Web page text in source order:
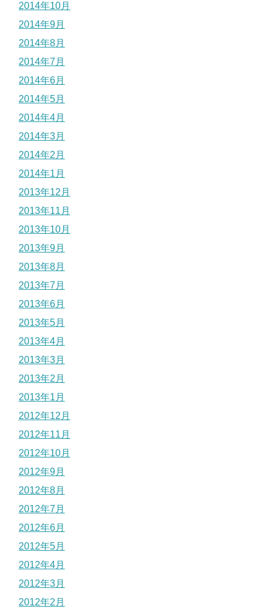
2014年10月
2014年9月
2014年8月
2014年7月
2014年6月
2014年5月
2014年4月
2014年3月
2014年2月
2014年1月
2013年12月
2013年11月
2013年10月
2013年9月
2013年8月
2013年7月
2013年6月
2013年5月
2013年4月
2013年3月
2013年2月
2013年1月
2012年12月
2012年11月
2012年10月
2012年9月
2012年8月
2012年7月
2012年6月
2012年5月
2012年4月
2012年3月
2012年2月